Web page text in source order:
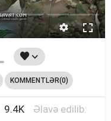
KOMMENTLƏR(0)
9.4K
Əlavə edilib: